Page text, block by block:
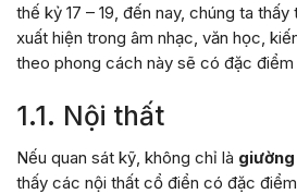
thế kỷ 17 – 19, đến nay, chúng ta
xuất hiện trong âm nhạc, văn học,
theo phong cách này sẽ có đặc điểm
1.1. Nội thất
Nếu quan sát kỹ, không chỉ là
thấy các nội thất cổ điển có đặc